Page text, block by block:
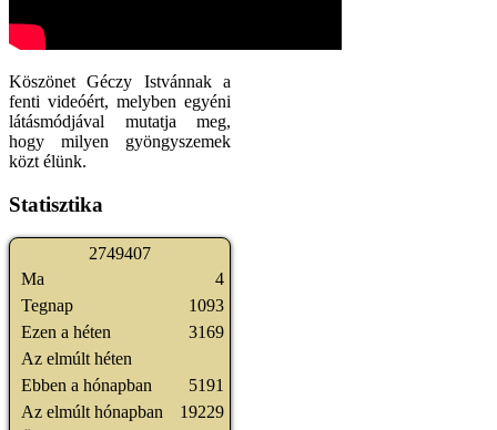
Köszönet Géczy Istvánnak a
fenti videóért, melyben egyéni
látásmódjával mutatja meg,
hogy milyen gyöngyszemek
közt élünk.
Statisztika
2749407
Ma
Tegnap
Ezen a héten
Az elmúlt héten
Ebben a hónapban
Az elmúlt hónapban
4
1093
3169
5191
19229